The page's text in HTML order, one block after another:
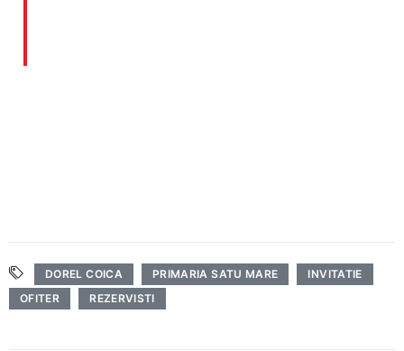
DOREL COICA PRIMARIA SATU MARE
INVITATIE
OFITER
REZERVISTI